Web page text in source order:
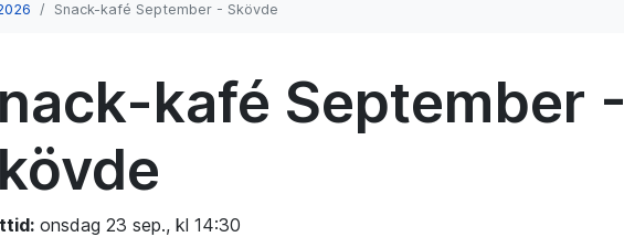
Snack-kafé September - Skövde
kafé September -
onsdag 23 sep., kl 14:30